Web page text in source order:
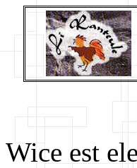
Wice est